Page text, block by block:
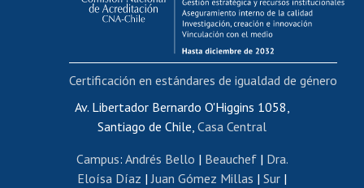
Funcionarias/os
Cursos internos de capacitación
Bienestar del personal
Portal de movilidad interna
Certificado de renta
Certificado de renta honorarios
Editar páginas blancas
Av. Libertador Bernardo O'Higgins 1058,
Santiago de Chile, Casa Central
Campus: Andrés Bello | Beauchef| Dra.
Eloísa Díaz | Juan Gómez Millas | Sur |
Certificación en estándares de igualdad de género